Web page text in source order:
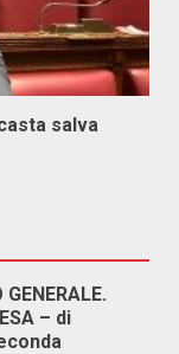
salva
GENERALE.
– di